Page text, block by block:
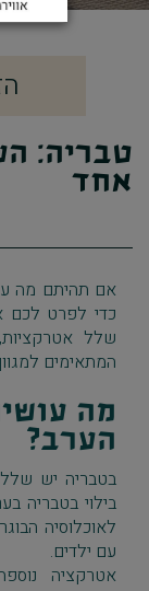
טבריה:
אחד
אם תהיתם מה
כדי לפרט לכם
שלל אטרקציות,
המתאימים
מה
הערב?
בטבריה יש
בילוי בטבריה
לאוכלוסיה
עם ילדים.
אטרקציה